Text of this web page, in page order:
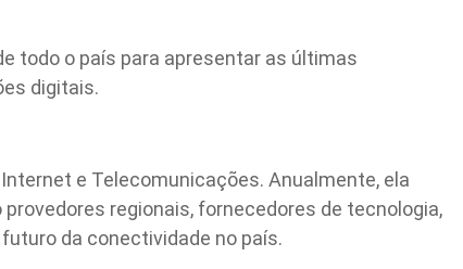
todo o país para apresentar as últimas
digitais.
e Telecomunicações. Anualmente, ela
regionais, fornecedores de tecnologia,
da conectividade no país.